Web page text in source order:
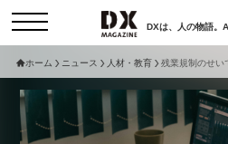
DXは、人の物語。
コラム
セミナー
検索
ホーム ニュース 人材・教育 残業規制のせい